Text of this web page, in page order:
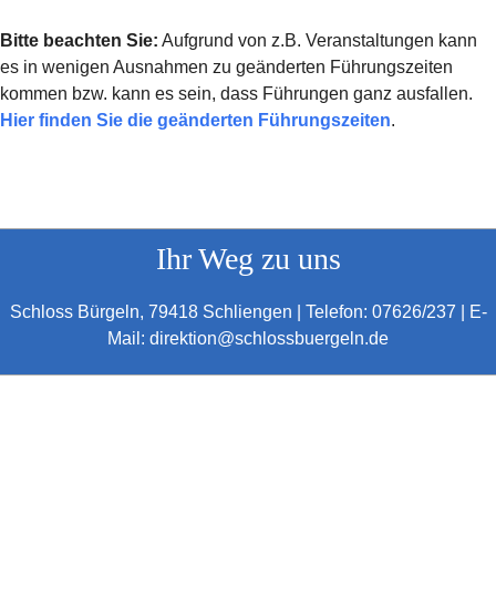
Bitte beachten Sie: Aufgrund von z.B. Veranstaltungen kann
es in wenigen Ausnahmen zu geänderten Führungszeiten
kommen bzw. kann es sein, dass Führungen ganz ausfallen.
Hier finden Sie die geänderten Führungszeiten.
Ihr Weg zu uns
Schloss Bürgeln, 79418 Schliengen | Telefon: 07626/237 | E-
Mail: direktion@schlossbuergeln.de